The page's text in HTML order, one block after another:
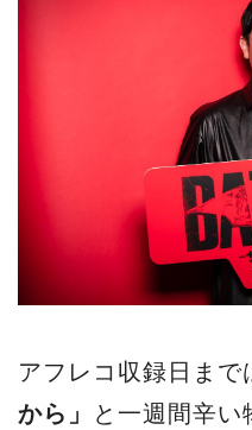
アフレコ収録日まで
から」
と一週間辛